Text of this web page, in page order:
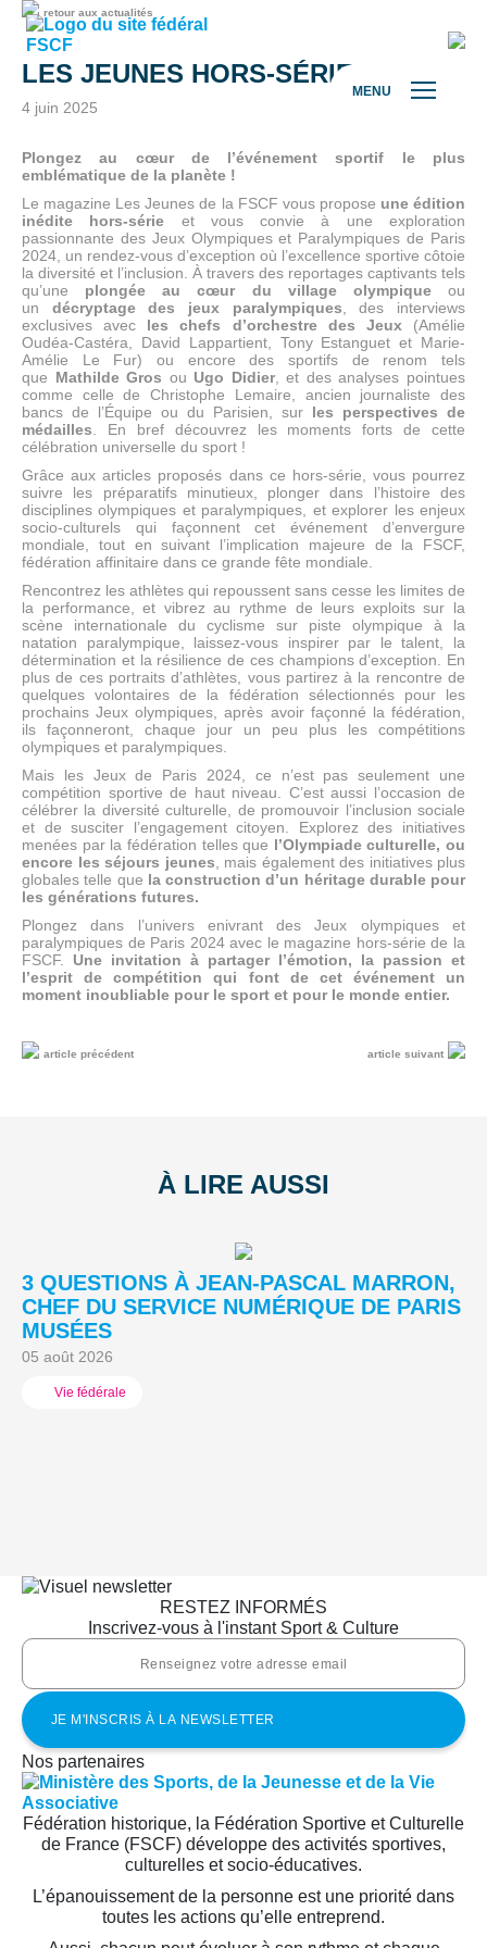
MENU
retour aux actualités
LES JEUNES HORS-SÉRIE
4 juin 2025
Plongez au cœur de l’événement sportif le plus
emblématique de la planète !
Le magazine Les Jeunes de la FSCF vous propose une édition
inédite hors-série et vous convie à une exploration
passionnante des Jeux Olympiques et Paralympiques de Paris
2024, un rendez-vous d’exception où l’excellence sportive côtoie
la diversité et l’inclusion. À travers des reportages captivants tels
qu’une plongée au cœur du village olympiqueou
un décryptage des jeux paralympiques , des interviews
exclusives avec les chefs d’orchestre des Jeux (Amélie
Oudéa-Castéra, David Lappartient, Tony Estanguet et Marie-
Amélie Le Fur) ou encore des sportifs de renom tels
que Mathilde Gros ou Ugo Didier, et des analyses pointues
comme celle de Christophe Lemaire, ancien journaliste des
bancs de l’Équipe ou du Parisien, sur les perspectives de
médailles . En bref découvrez les moments forts de cette
célébration universelle du sport !
Grâce aux articles proposés dans ce hors-série, vous pourrez
suivre les préparatifs minutieux, plonger dans l’histoire des
disciplines olympiques et paralympiques, et explorer les enjeux
socio-culturels qui façonnent cet événement d’envergure
mondiale, tout en suivant l’implication majeure de la FSCF,
fédération affinitaire dans ce grande fête mondiale.
Rencontrez les athlètes qui repoussent sans cesse les limites de
la performance, et vibrez au rythme de leurs exploits sur la
scène internationale du cyclisme sur piste olympique à la
natation paralympique, laissez-vous inspirer par le talent, la
détermination et la résilience de ces champions d’exception. En
plus de ces portraits d’athlètes, vous partirez à la rencontre de
quelques volontaires de la fédération sélectionnés pour les
prochains Jeux olympiques, après avoir façonné la fédération,
ils façonneront, chaque jour un peu plus les compétitions
olympiques et paralympiques.
Mais les Jeux de Paris 2024, ce n’est pas seulement une
compétition sportive de haut niveau. C’est aussi l’occasion de
célébrer la diversité culturelle, de promouvoir l’inclusion sociale
et de susciter l’engagement citoyen. Explorez des initiatives
menées par la fédération telles que l’Olympiade culturelle, ou
encore les séjours jeunes , mais également des initiatives plus
globales telle que la construction d’un héritage durable pour
les générations futures.
Plongez dans l’univers enivrant des Jeux olympiques et
paralympiques de Paris 2024 avec le magazine hors-série de la
FSCF. Une invitation à partager l’émotion, la passion et
l’esprit de compétition qui font de cet événement un
moment inoubliable pour le sport et pour le monde entier.
article précédent article suivant
À LIRE AUSSI
3 QUESTIONS À JEAN-PASCAL MARRON,
CHEF DU SERVICE NUMÉRIQUE DE PARIS
MUSÉES
05 août 2026
Vie fédérale
RESTEZ INFORMÉS
Inscrivez-vous à l'instant Sport & Culture
Nos partenaires
Fédération historique, la Fédération Sportive et Culturelle
de France (FSCF) développe des activités sportives,
culturelles et socio-éducatives.
L’épanouissement de la personne est une priorité dans
toutes les actions qu’elle entreprend.